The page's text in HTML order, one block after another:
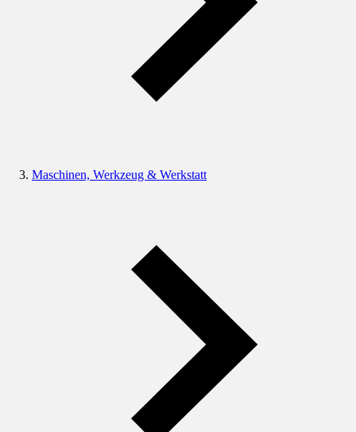
Maschinen, Werkzeug & Werkstatt